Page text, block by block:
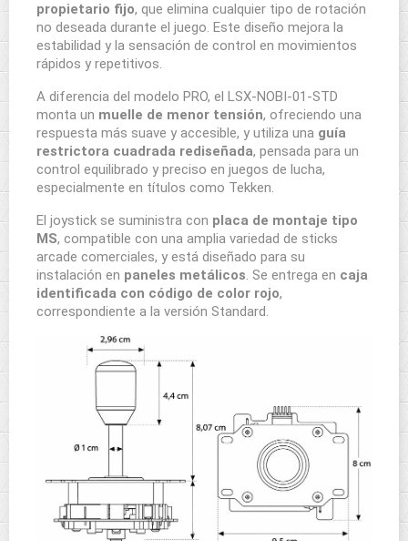
propietario fijo, que elimina cualquier tipo de rotación
no deseada durante el juego. Este diseño mejora la
estabilidad y la sensación de control en movimientos
rápidos y repetitivos.
A diferencia del modelo PRO, el LSX-NOBI-01-STD
monta un muelle de menor tensión, ofreciendo una
respuesta más suave y accesible, y utiliza una guía
restrictora cuadrada rediseñada, pensada para un
control equilibrado y preciso en juegos de lucha,
especialmente en títulos como Tekken.
El joystick se suministra con placa de montaje tipo
MS, compatible con una amplia variedad de sticks
arcade comerciales, y está diseñado para su
instalación en paneles metálicos. Se entrega en caja
identificada con código de color rojo,
correspondiente a la versión Standard.